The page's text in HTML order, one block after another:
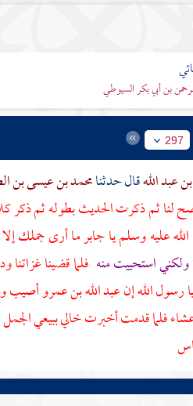
بن أبي بكر السيوطي
297
عبد اللهقال حدثنامحمد بن عيسى بن
لنا ثم ذكرت الحديث بطوله ثم ذكر
عليه وسلم ياجابرما أرى جملك
استحييت منه فلما قضينا
رسول الله إنعبد الله بن عمروأصيب
فلما قدمت أخبرت خالي ببيعي